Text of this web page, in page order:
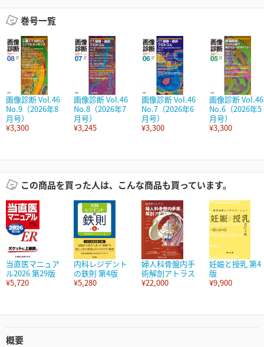
巻号一覧
画像診断 Vol.46
No.9（2026年8
月号）
¥3,300
画像診断 Vol.46
No.8（2026年7
月号）
¥3,245
画像診断 Vol.46
No.7（2026年6
月号）
¥3,300
画像診断 Vol.46
No.6（2026年5
月号）
¥3,300
この商品を買った人は、こんな商品も買っています。
当直医マニュア
ル2026 第29版
¥5,720
内科レジデント
の鉄則 第4版
¥5,280
婦人科骨盤内手
術解剖アトラス
¥22,000
妊娠と授乳 第4
版
¥9,900
概要